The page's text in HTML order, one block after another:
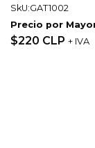
SkU:GAT1002
Precio por
$220 CLP + IVA